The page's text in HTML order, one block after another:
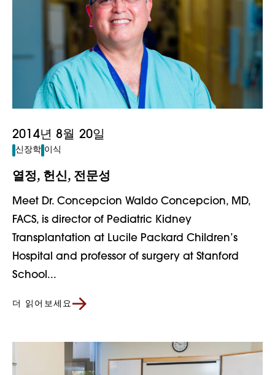
2014년 8월 20일
신장학 이식
열정, 헌신, 전문성
Meet Dr. Concepcion Waldo Concepcion, MD,
FACS, is director of Pediatric Kidney
Transplantation at Lucile Packard Children’s
Hospital and professor of surgery at Stanford
School...
더 읽어보세요